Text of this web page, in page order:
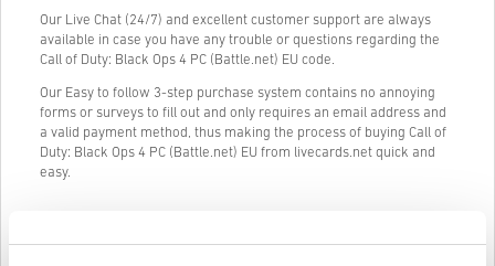
Our Live Chat (24/7) and excellent customer support are always
available in case you have any trouble or questions regarding the
Call of Duty: Black Ops 4 PC (Battle.net) EU code.
Our Easy to follow 3-step purchase system contains no annoying
forms or surveys to fill out and only requires an email address and
a valid payment method, thus making the process of buying Call of
Duty: Black Ops 4 PC (Battle.net) EU from livecards.net quick and
easy.
Cum funcționează pe Livecards.net